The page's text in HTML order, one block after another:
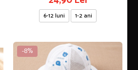
6-12 luni 1-2 ani
-8%